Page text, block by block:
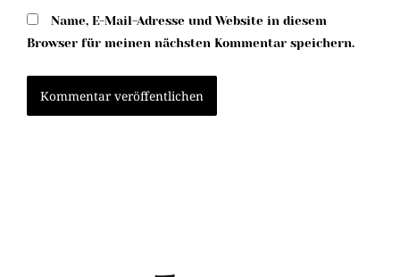
Name, E-Mail-Adresse und Website in diesem
Browser für meinen nächsten Kommentar speichern.